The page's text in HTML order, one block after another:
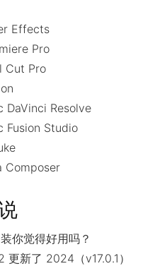
Effects
Pro
Cut Pro
DaVinci Resolve
Fusion Studio
Composer
你觉得好用吗？
新了 2024（v17.0.1）